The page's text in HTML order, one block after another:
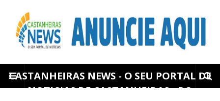
CASTANHEIRAS NEWS - O SEU PORTAL DE
NOTICIAS DE CASTANHEIRAS - RO